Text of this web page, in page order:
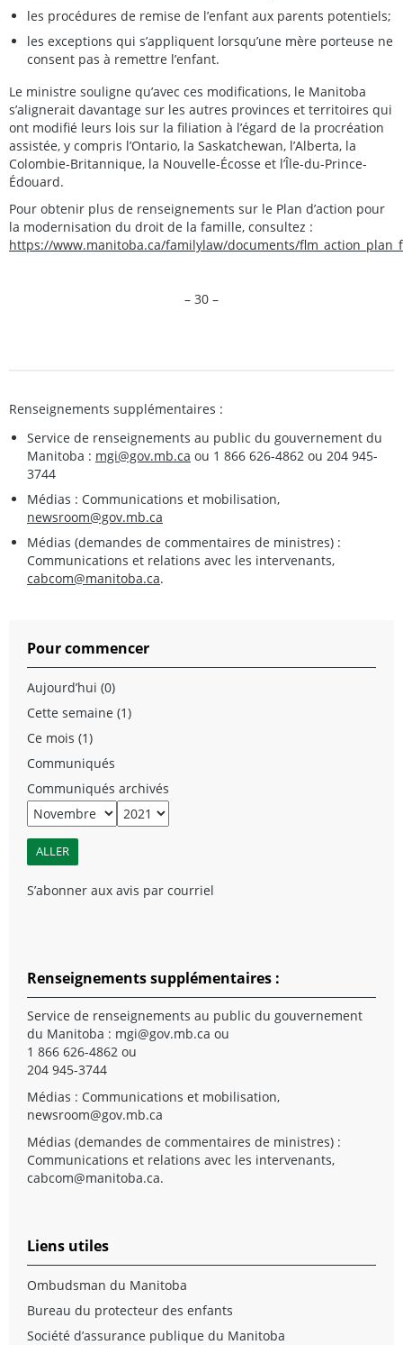
les procédures de remise de l’enfant aux parents potentiels;
les exceptions qui s’appliquent lorsqu’une mère porteuse ne
consent pas à remettre l’enfant.
Le ministre souligne qu’avec ces modifications, le Manitoba
s’alignerait davantage sur les autres provinces et territoires qui
ont modifié leurs lois sur la filiation à l’égard de la procréation
assistée, y compris l’Ontario, la Saskatchewan, l’Alberta, la
Colombie-Britannique, la Nouvelle-Écosse et l’Île-du-Prince-
Édouard.
Pour obtenir plus de renseignements sur le Plan d’action pour
la modernisation du droit de la famille, consultez :
https://www.manitoba.ca/familylaw/documents/
– 30 –
Renseignements supplémentaires :
Service de renseignements au public du gouvernement du
Manitoba : mgi@gov.mb.ca ou 1 866 626-4862 ou 204 945-
3744
Médias : Communications et mobilisation,
newsroom@gov.mb.ca
Médias (demandes de commentaires de ministres) :
Communications et relations avec les intervenants,
cabcom@manitoba.ca.
Pour commencer
Aujourd’hui (0)
Cette semaine (1)
Ce mois (1)
Communiqués
Communiqués archivés
S’abonner aux avis par courriel
Renseignements supplémentaires :
Service de renseignements au public du gouvernement
du Manitoba : mgi@gov.mb.ca ou
1 866 626-4862 ou
204 945-3744
Médias : Communications et mobilisation,
newsroom@gov.mb.ca
Médias (demandes de commentaires de ministres) :
Communications et relations avec les intervenants,
cabcom@manitoba.ca.
Liens utiles
Ombudsman du Manitoba
Bureau du protecteur des enfants
Société d’assurance publique du Manitoba